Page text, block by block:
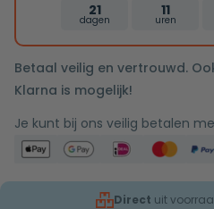
21
dagen
11
uren
Betaal veilig en vertrouwd.
Klarna is mogelijk!
Je kunt bij ons veilig betalen
Direct uit